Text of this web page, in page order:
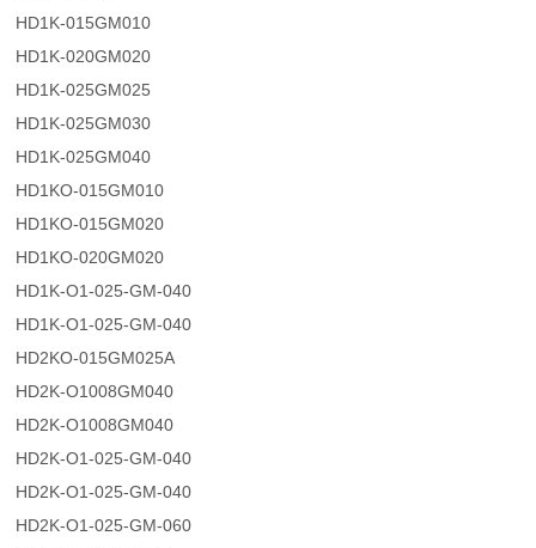
HD1K-015GM010
HD1K-020GM020
HD1K-025GM025
HD1K-025GM030
HD1K-025GM040
HD1KO-015GM010
HD1KO-015GM020
HD1KO-020GM020
HD1K-O1-025-GM-040
HD1K-O1-025-GM-040
HD2KO-015GM025A
HD2K-O1008GM040
HD2K-O1008GM040
HD2K-O1-025-GM-040
HD2K-O1-025-GM-040
HD2K-O1-025-GM-060